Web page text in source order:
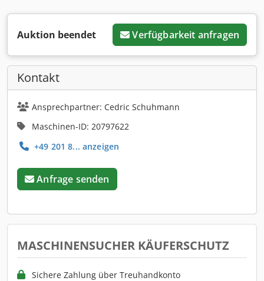
Auktion beendet Verfügbarkeit anfragen
Kontakt
Ansprechpartner: Cedric Schuhmann
Maschinen-ID: 20797622
+49 201 8... anzeigen
Anfrage senden
MASCHINENSUCHER KÄUFERSCHUTZ
Sichere Zahlung über Treuhandkonto